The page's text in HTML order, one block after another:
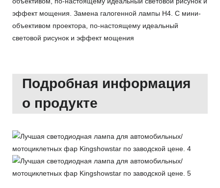
эффект мощения. Замена галогенной лампы H4. С мини-
объективом проектора, по-настоящему идеальный
световой рисунок и эффект мощения
Подробная информация
о продукте